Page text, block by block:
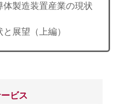
体製造装置産業の現状
展望（上編）
ビス